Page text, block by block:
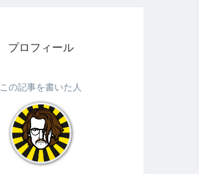
プロフィール
この記事を書いた人